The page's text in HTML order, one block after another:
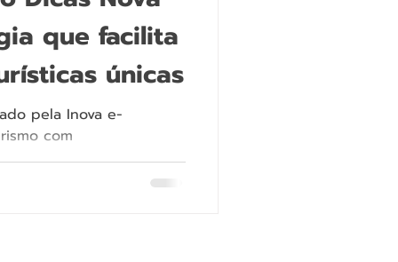
que facilita
únicas
pela Inova e-
com
e compra prática